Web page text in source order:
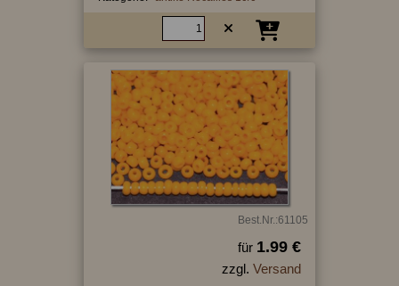
Best.Nr.:61105
für 1.99 €
zzgl. Versand